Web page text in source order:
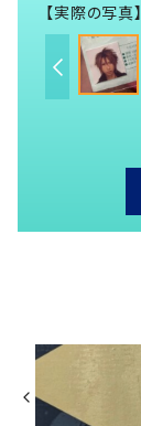
【実際の写